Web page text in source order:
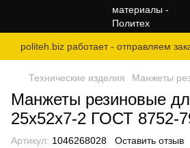
politeh.biz работает - отправляем
Технические изделия Манжеты
Манжеты резиновые
25х52х7-2 ГОСТ 8752-
Артикул: 1046268028 Оставить отзыв